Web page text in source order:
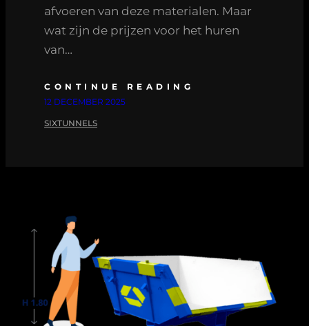
afvoeren van deze materialen. Maar
wat zijn de prijzen voor het huren
van…
CONTINUE READING
12 DECEMBER 2025
SIXTUNNELS